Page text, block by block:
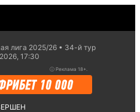
лига 2025/26
34-й тур
17:30
ⓘ Реклама 18+.